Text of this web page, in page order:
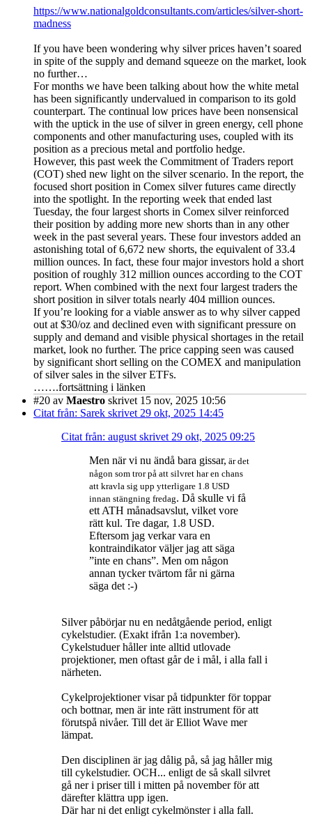
https://www.nationalgoldconsultants.com/articles/silver-short-
madness
If you have been wondering why silver prices haven’t soared
in spite of the supply and demand squeeze on the market, look
no further…
For months we have been talking about how the white metal
has been significantly undervalued in comparison to its gold
counterpart. The continual low prices have been nonsensical
with the uptick in the use of silver in green energy, cell phone
components and other manufacturing uses, coupled with its
position as a precious metal and portfolio hedge.
However, this past week the Commitment of Traders report
(COT) shed new light on the silver scenario. In the report, the
focused short position in Comex silver futures came directly
into the spotlight. In the reporting week that ended last
Tuesday, the four largest shorts in Comex silver reinforced
their position by adding more new shorts than in any other
week in the past several years. These four investors added an
astonishing total of 6,672 new shorts, the equivalent of 33.4
million ounces. In fact, these four major investors hold a short
position of roughly 312 million ounces according to the COT
report. When combined with the next four largest traders the
short position in silver totals nearly 404 million ounces.
If you’re looking for a viable answer as to why silver capped
out at $30/oz and declined even with significant pressure on
supply and demand and visible physical shortages in the retail
market, look no further. The price capping seen was caused
by significant short selling on the COMEX and manipulation
of silver sales in the silver ETFs.
…….fortsättning i länken
#20 av Maestro skrivet 15 nov, 2025 10:56
Citat från: Sarek skrivet 29 okt, 2025 14:45
Citat från: august skrivet 29 okt, 2025 09:25
Men när vi nu ändå bara gissar, är det
någon som tror på att silvret har en chans
att kravla sig upp ytterligare 1.8 USD
innan stängning fredag. Då skulle vi få
ett ATH månadsavslut, vilket vore
rätt kul. Tre dagar, 1.8 USD.
Eftersom jag verkar vara en
kontraindikator väljer jag att säga
”inte en chans”. Men om någon
annan tycker tvärtom får ni gärna
säga det :-)
Silver påbörjar nu en nedåtgående period, enligt
cykelstudier. (Exakt ifrån 1:a november).
Cykelstuduer håller inte alltid utlovade
projektioner, men oftast går de i mål, i alla fall i
närheten.
Cykelprojektioner visar på tidpunkter för toppar
och bottnar, men är inte rätt instrument för att
förutspå nivåer. Till det är Elliot Wave mer
lämpat.
Den disciplinen är jag dålig på, så jag håller mig
till cykelstudier. OCH... enligt de så skall silvret
gå ner i priser till i mitten på november för att
därefter klättra upp igen.
Där har ni det enligt cykelmönster i alla fall.